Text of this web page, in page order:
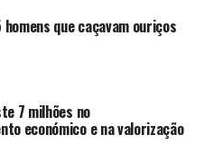
homens que caçavam ouriços
7 milhões no
económico e na valorização